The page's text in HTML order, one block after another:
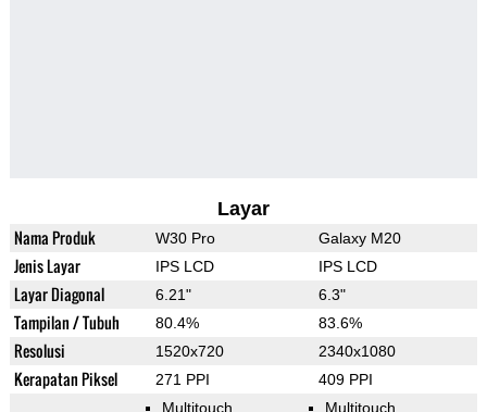
Layar
Nama Produk W30 Pro Galaxy M20
Jenis Layar IPS LCD IPS LCD
Layar Diagonal 6.21" 6.3"
Tampilan / Tubuh 80.4% 83.6%
Resolusi 1520x720 2340x1080
Kerapatan Piksel 271 PPI
409 PPI
Multitouch
Multitouch